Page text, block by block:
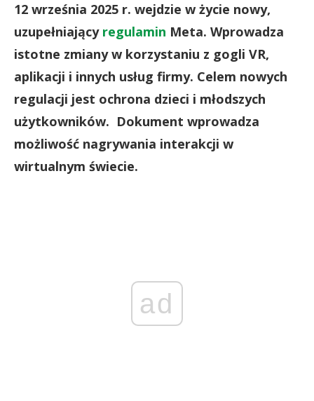
12 września 2025 r. wejdzie w życie nowy,
uzupełniający regulamin Meta. Wprowadza
istotne zmiany w korzystaniu z gogli VR,
aplikacji i innych usług firmy. Celem nowych
regulacji jest ochrona dzieci i młodszych
użytkowników. Dokument wprowadza
możliwość nagrywania interakcji w
wirtualnym świecie.
ad